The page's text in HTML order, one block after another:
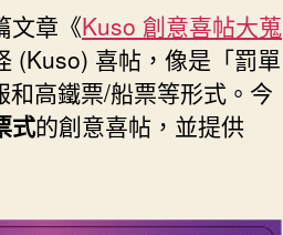
文章《Kuso 創意喜帖大蒐
(Kuso) 喜帖，像是「罰單
高鐵票/船票等形式。今
式的創意喜帖，並提供